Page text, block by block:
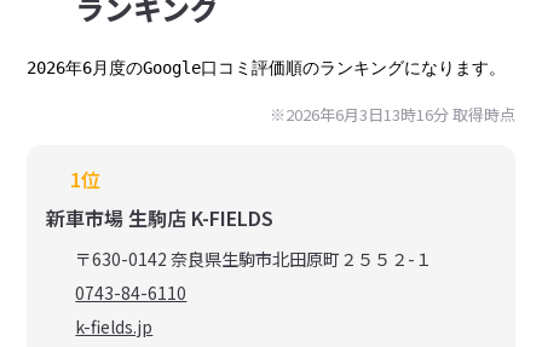
2026年6月度のGoogle口コミ評価順のランキングになります。
※2026年6月3日13時16分 取得時点
1位
新車市場 生駒店 K-FIELDS
〒630-0142 奈良県生駒市北田原町２５５２-１
0743-84-6110
k-fields.jp